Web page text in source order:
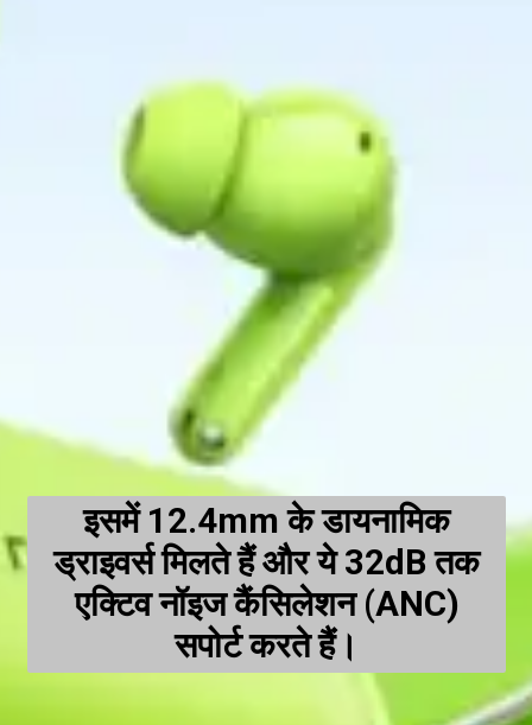
इसमें 12.4mm के डायनामिक
ड्राइवर्स मिलते हैं और ये 32dB तक
एक्टिव नॉइज कैंसिलेशन (ANC)
सपोर्ट करते हैं।